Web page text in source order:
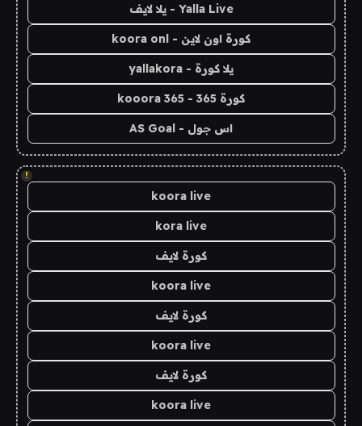
Yalla Live - يلا لايف
كورة اون لاين - koora onl
يلا كورة - yallakora
كورة 365 - kooora 365
اس جول - AS Goal
!
koora live
kora live
كورة لايف
koora live
كورة لايف
koora live
كورة لايف
koora live